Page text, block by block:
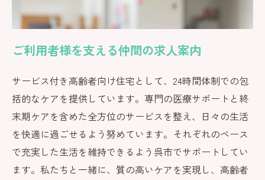
ご利用者様を支える仲間の求人案内
サービス付き高齢者向け住宅として、24時間体制での包
括的なケアを提供しています。専門の医療サポートと終
末期ケアを含めた全方位のサービスを整え、日々の生活
を快適に過ごせるよう努めています。それぞれのペース
で充実した生活を維持できるよう呉市でサポートしてい
ます。私たちと一緒に、質の高いケアを実現し、高齢者